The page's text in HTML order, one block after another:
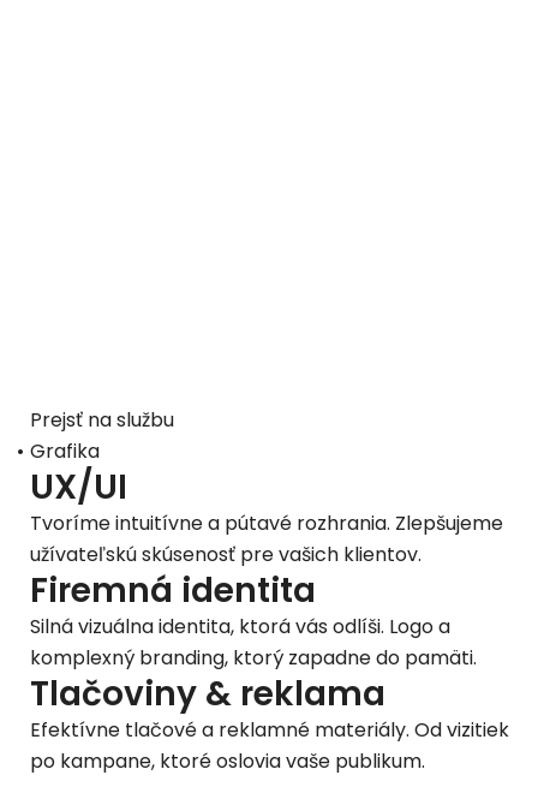
Prejsť na službu
Grafika
UX/UI
Tvoríme intuitívne a pútavé rozhrania. Zlepšujeme
užívateľskú skúsenosť pre vašich klientov.
Firemná identita
Silná vizuálna identita, ktorá vás odlíši. Logo a
komplexný branding, ktorý zapadne do pamäti.
Tlačoviny & reklama
Efektívne tlačové a reklamné materiály. Od vizitiek
po kampane, ktoré oslovia vaše publikum.